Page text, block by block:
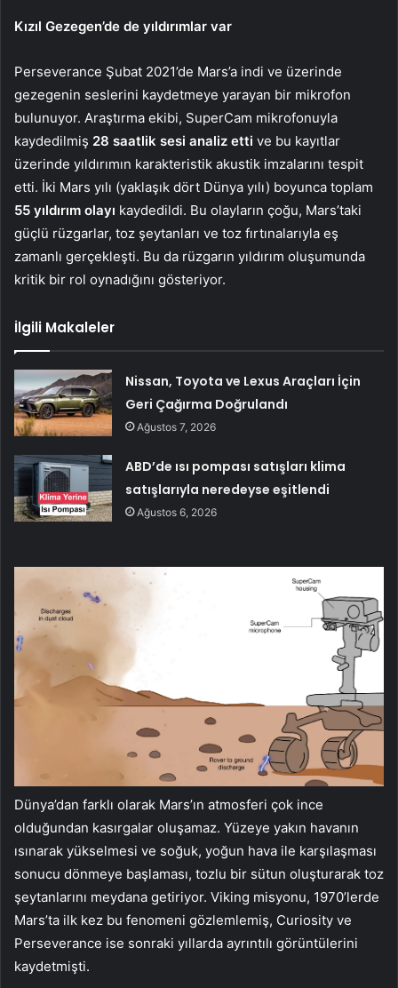
Kızıl Gezegen’de de yıldırımlar var
Perseverance Şubat 2021’de Mars’a indi ve üzerinde
gezegenin seslerini kaydetmeye yarayan bir mikrofon
bulunuyor. Araştırma ekibi, SuperCam mikrofonuyla
kaydedilmiş 28 saatlik sesi analiz etti ve bu kayıtlar
üzerinde yıldırımın karakteristik akustik imzalarını tespit
etti. İki Mars yılı (yaklaşık dört Dünya yılı) boyunca toplam
55 yıldırım olayı kaydedildi. Bu olayların çoğu, Mars’taki
güçlü rüzgarlar, toz şeytanları ve toz fırtınalarıyla eş
zamanlı gerçekleşti. Bu da rüzgarın yıldırım oluşumunda
kritik bir rol oynadığını gösteriyor.
İlgili Makaleler
Nissan, Toyota ve Lexus Araçları İçin
Geri Çağırma Doğrulandı
Ağustos 7, 2026
ABD’de ısı pompası satışları klima
satışlarıyla neredeyse eşitlendi
Ağustos 6, 2026
Dünya’dan farklı olarak Mars’ın atmosferi çok ince
olduğundan kasırgalar oluşamaz. Yüzeye yakın havanın
ısınarak yükselmesi ve soğuk, yoğun hava ile karşılaşması
sonucu dönmeye başlaması, tozlu bir sütun oluşturarak toz
şeytanlarını meydana getiriyor. Viking misyonu, 1970’lerde
Mars’ta ilk kez bu fenomeni gözlemlemiş, Curiosity ve
Perseverance ise sonraki yıllarda ayrıntılı görüntülerini
kaydetmişti.